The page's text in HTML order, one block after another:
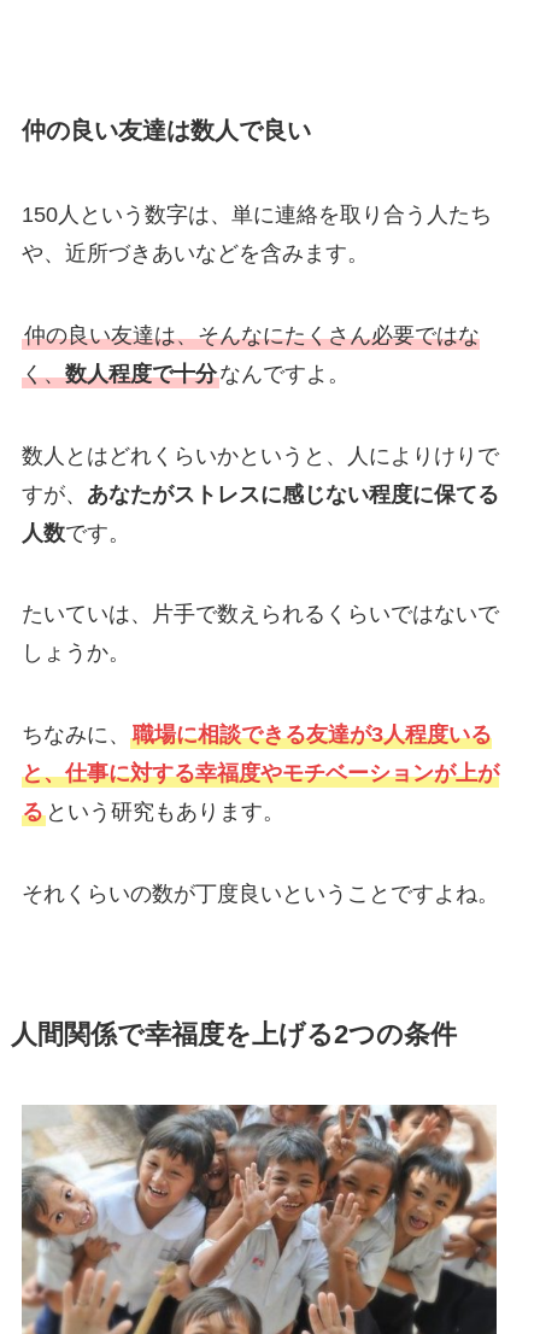
仲の良い友達は数人で良い
150人という数字は、単に連絡を取り合う人たち
や、近所づきあいなどを含みます。
仲の良い友達は、そんなにたくさん必要ではな
く、数人程度で十分なんですよ。
数人とはどれくらいかというと、人によりけりで
すが、 あなたがストレスに感じない程度に保てる
人数です。
たいていは、片手で数えられるくらいではないで
しょうか。
ちなみに、 職場に相談できる友達が3人程度いる
と、仕事に対する幸福度やモチベーションが上が
るという研究もあります。
それくらいの数が丁度良いということですよね。
人間関係で幸福度を上げる2つの条件